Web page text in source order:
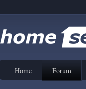
Home Forum